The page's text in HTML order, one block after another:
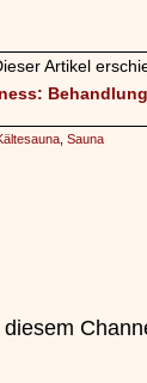
Artikel
Sauna